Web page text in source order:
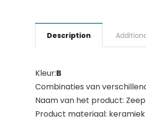
Description
Kleur:B
Combinaties van
Naam van het product:
Product materiaal: keramiek